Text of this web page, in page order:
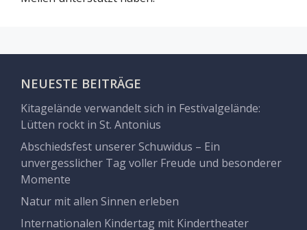
NEUESTE BEITRÄGE
Kitagelände verwandelt sich in Festivalgelände:
Lütten rockt in St. Antonius
Abschiedsfest unserer Schuwidus – Ein
unvergesslicher Tag voller Freude und besonderer
Momente
Natur mit allen Sinnen erleben
Internationalen Kindertag mit Kindertheater